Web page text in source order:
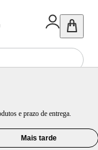
e prazo de entrega.
Mais tarde